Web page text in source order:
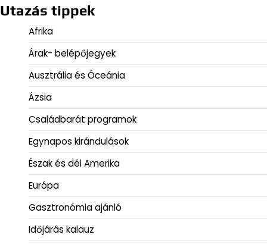
Utazás tippek
Afrika
Árak- belépőjegyek
Ausztrália és Óceánia
Ázsia
Családbarát programok
Egynapos kirándulások
Észak és dél Amerika
Európa
Gasztronómia ajánló
Időjárás kalauz